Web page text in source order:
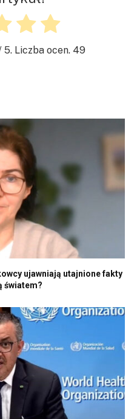
5. Liczba ocen. 49
ujawniają utajnione fakty
światem?